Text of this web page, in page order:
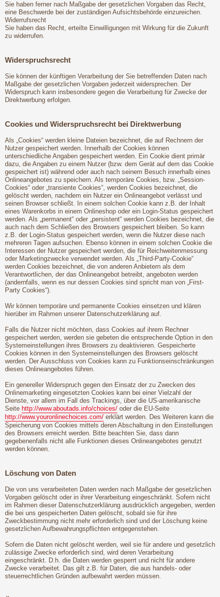
Sie haben ferner nach Maßgabe der gesetzlichen Vorgaben das Recht,
eine Beschwerde bei der zuständigen Aufsichtsbehörde einzureichen.
Widerrufsrecht
Sie haben das Recht, erteilte Einwilligungen mit Wirkung für die Zukunft
zu widerrufen.
Widerspruchsrecht
Sie können der künftigen Verarbeitung der Sie betreffenden Daten nach
Maßgabe der gesetzlichen Vorgaben jederzeit widersprechen. Der
Widerspruch kann insbesondere gegen die Verarbeitung für Zwecke der
Direktwerbung erfolgen.
Cookies und Widerspruchsrecht bei Direktwerbung
Als „Cookies“ werden kleine Dateien bezeichnet, die auf Rechnern der
Nutzer gespeichert werden. Innerhalb der Cookies können
unterschiedliche Angaben gespeichert werden. Ein Cookie dient primär
dazu, die Angaben zu einem Nutzer (bzw. dem Gerät auf dem das Cookie
gespeichert ist) während oder auch nach seinem Besuch innerhalb eines
Onlineangebotes zu speichern. Als temporäre Cookies, bzw. „Session-
Cookies“ oder „transiente Cookies“, werden Cookies bezeichnet, die
gelöscht werden, nachdem ein Nutzer ein Onlineangebot verlässt und
seinen Browser schließt. In einem solchen Cookie kann z.B. der Inhalt
eines Warenkorbs in einem Onlineshop oder ein Login-Status gespeichert
werden. Als „permanent“ oder „persistent“ werden Cookies bezeichnet, die
auch nach dem Schließen des Browsers gespeichert bleiben. So kann
z.B. der Login-Status gespeichert werden, wenn die Nutzer diese nach
mehreren Tagen aufsuchen. Ebenso können in einem solchen Cookie die
Interessen der Nutzer gespeichert werden, die für Reichweitenmessung
oder Marketingzwecke verwendet werden. Als „Third-Party-Cookie“
werden Cookies bezeichnet, die von anderen Anbietern als dem
Verantwortlichen, der das Onlineangebot betreibt, angeboten werden
(andernfalls, wenn es nur dessen Cookies sind spricht man von „First-
Party Cookies“).
Wir können temporäre und permanente Cookies einsetzen und klären
hierüber im Rahmen unserer Datenschutzerklärung auf.
Falls die Nutzer nicht möchten, dass Cookies auf ihrem Rechner
gespeichert werden, werden sie gebeten die entsprechende Option in den
Systemeinstellungen ihres Browsers zu deaktivieren. Gespeicherte
Cookies können in den Systemeinstellungen des Browsers gelöscht
werden. Der Ausschluss von Cookies kann zu Funktionseinschränkungen
dieses Onlineangebotes führen.
Ein genereller Widerspruch gegen den Einsatz der zu Zwecken des
Onlinemarketing eingesetzten Cookies kann bei einer Vielzahl der
Dienste, vor allem im Fall des Trackings, über die US-amerikanische
Seite http://www.aboutads.info/choices/ oder die EU-Seite
http://www.youronlinechoices.com/ erklärt werden. Des Weiteren kann die
Speicherung von Cookies mittels deren Abschaltung in den Einstellungen
des Browsers erreicht werden. Bitte beachten Sie, dass dann
gegebenenfalls nicht alle Funktionen dieses Onlineangebotes genutzt
werden können.
Löschung von Daten
Die von uns verarbeiteten Daten werden nach Maßgabe der gesetzlichen
Vorgaben gelöscht oder in ihrer Verarbeitung eingeschränkt. Sofern nicht
im Rahmen dieser Datenschutzerklärung ausdrücklich angegeben, werden
die bei uns gespeicherten Daten gelöscht, sobald sie für ihre
Zweckbestimmung nicht mehr erforderlich sind und der Löschung keine
gesetzlichen Aufbewahrungspflichten entgegenstehen.
Sofern die Daten nicht gelöscht werden, weil sie für andere und gesetzlich
zulässige Zwecke erforderlich sind, wird deren Verarbeitung
eingeschränkt. D.h. die Daten werden gesperrt und nicht für andere
Zwecke verarbeitet. Das gilt z.B. für Daten, die aus handels- oder
steuerrechtlichen Gründen aufbewahrt werden müssen.